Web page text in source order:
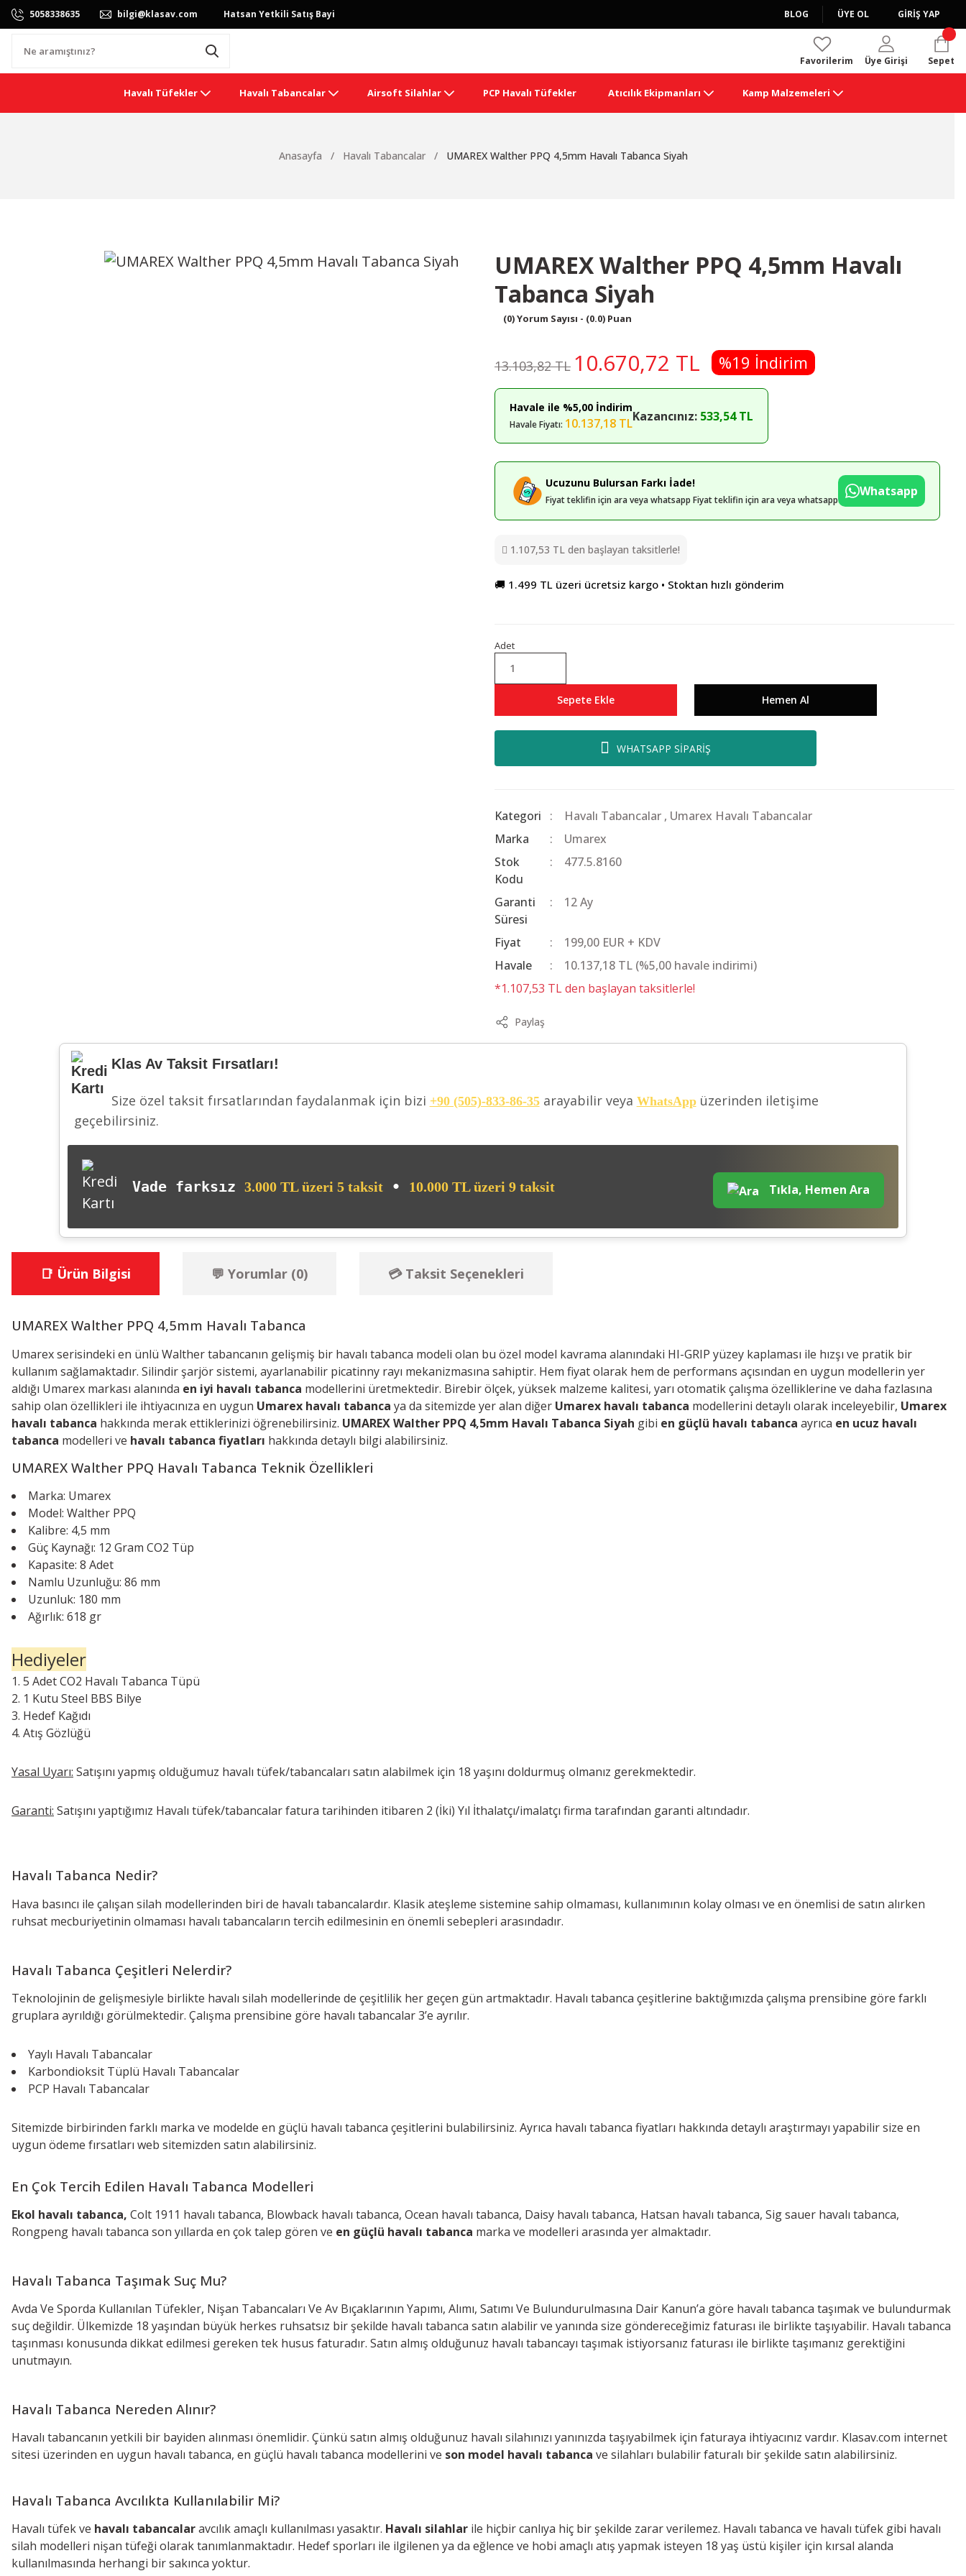
5058338635 bilgi@klasav.com Hatsan Yetkili Satış Bayi BLOG ÜYE OL GİRİŞ YAP
Favorilerim Üye Girişi Sepet
Havalı Tüfekler Havalı Tabancalar Airsoft Silahlar PCP Havalı Tüfekler Atıcılık Ekipmanları Kamp Malzemeleri
Anasayfa Havalı Tabancalar UMAREX Walther PPQ 4,5mm Havalı Tabanca Siyah
UMAREX Walther PPQ 4,5mm Havalı
Tabanca Siyah
(0) Yorum Sayısı - (0.0) Puan
13.103,82 TL 10.670,72 TL %19 İndirim
Havale ile %5,00 İndirim
Havale Fiyatı: 10.137,18 TLKazancınız: 533,54 TL
Ucuzunu Bulursan Farkı İade!
Fiyat teklifin için ara veya whatsapp Fiyat teklifin için ara veya whatsapp
Whatsapp
1.107,53 TL den başlayan taksitlerle!
🚚 1.499 TL üzeri ücretsiz kargo • Stoktan hızlı gönderim
Adet
Sepete Ekle Hemen Al
WHATSAPP SİPARİŞ
Kategori Havalı Tabancalar , Umarex Havalı Tabancalar
Marka
Umarex
Stok
Kodu
477.5.8160
Garanti
Süresi
12 Ay
Fiyat
199,00 EUR + KDV
Havale
10.137,18 TL (%5,00 havale indirimi)
*1.107,53 TL den başlayan taksitlerle!
Paylaş
Klas Av Taksit Fırsatları!
Size özel taksit fırsatlarından faydalanmak için bizi +90 (505)-833-86-35arayabilir veya WhatsAppüzerinden iletişime
geçebilirsiniz.
Vade farksız3.000 TL üzeri 5 taksit • 10.000 TL üzeri 9 taksit Tıkla, Hemen Ara
📑 Ürün Bilgisi 💬 Yorumlar (0) 💳 Taksit Seçenekleri
UMAREX Walther PPQ 4,5mm Havalı Tabanca
Umarex serisindeki en ünlü Walther tabancanın gelişmiş bir havalı tabanca modeli olan bu özel model kavrama alanındaki HI-GRIP yüzey kaplaması ile hızşı ve pratik bir
kullanım sağlamaktadır. Silindir şarjör sistemi, ayarlanabilir picatinny rayı mekanizmasına sahiptir. Hem fiyat olarak hem de performans açısından en uygun modellerin yer
aldığı Umarex markası alanında en iyi havalı tabanca modellerini üretmektedir. Birebir ölçek, yüksek malzeme kalitesi, yarı otomatik çalışma özelliklerine ve daha fazlasına
sahip olan özellikleri ile ihtiyacınıza en uygun Umarex havalı tabanca ya da sitemizde yer alan diğer Umarex havalı tabanca modellerini detaylı olarak inceleyebilir, Umarex
havalı tabanca hakkında merak ettiklerinizi öğrenebilirsiniz. UMAREX Walther PPQ 4,5mm Havalı Tabanca Siyah gibi en güçlü havalı tabanca ayrıca en ucuz havalı
tabanca modelleri ve havalı tabanca fiyatları hakkında detaylı bilgi alabilirsiniz.
UMAREX Walther PPQ Havalı Tabanca Teknik Özellikleri
Marka: Umarex
Model: Walther PPQ
Kalibre: 4,5 mm
Güç Kaynağı: 12 Gram CO2 Tüp
Kapasite: 8 Adet
Namlu Uzunluğu: 86 mm
Uzunluk: 180 mm
Ağırlık: 618 gr
Hediyeler
5 Adet CO2 Havalı Tabanca Tüpü
1 Kutu Steel BBS Bilye
Hedef Kağıdı
Atış Gözlüğü
Yasal Uyarı: Satışını yapmış olduğumuz havalı tüfek/tabancaları satın alabilmek için 18 yaşını doldurmuş olmanız gerekmektedir.
Garanti: Satışını yaptığımız Havalı tüfek/tabancalar fatura tarihinden itibaren 2 (İki) Yıl İthalatçı/imalatçı firma tarafından garanti altındadır.
Havalı Tabanca Nedir?
Hava basıncı ile çalışan silah modellerinden biri de havalı tabancalardır. Klasik ateşleme sistemine sahip olmaması, kullanımının kolay olması ve en önemlisi de satın alırken
ruhsat mecburiyetinin olmaması havalı tabancaların tercih edilmesinin en önemli sebepleri arasındadır.
Havalı Tabanca Çeşitleri Nelerdir?
Teknolojinin de gelişmesiyle birlikte havalı silah modellerinde de çeşitlilik her geçen gün artmaktadır. Havalı tabanca çeşitlerine baktığımızda çalışma prensibine göre farklı
gruplara ayrıldığı görülmektedir. Çalışma prensibine göre havalı tabancalar 3’e ayrılır.
Yaylı Havalı Tabancalar
Karbondioksit Tüplü Havalı Tabancalar
PCP Havalı Tabancalar
Sitemizde birbirinden farklı marka ve modelde en güçlü havalı tabanca çeşitlerini bulabilirsiniz. Ayrıca havalı tabanca fiyatları hakkında detaylı araştırmayı yapabilir size en
uygun ödeme fırsatları web sitemizden satın alabilirsiniz.
En Çok Tercih Edilen Havalı Tabanca Modelleri
Ekol havalı tabanca, Colt 1911 havalı tabanca, Blowback havalı tabanca, Ocean havalı tabanca, Daisy havalı tabanca, Hatsan havalı tabanca, Sig sauer havalı tabanca,
Rongpeng havalı tabanca son yıllarda en çok talep gören ve en güçlü havalı tabanca marka ve modelleri arasında yer almaktadır.
Havalı Tabanca Taşımak Suç Mu?
Avda Ve Sporda Kullanılan Tüfekler, Nişan Tabancaları Ve Av Bıçaklarının Yapımı, Alımı, Satımı Ve Bulundurulmasına Dair Kanun’a göre havalı tabanca taşımak ve bulundurmak
suç değildir. Ülkemizde 18 yaşından büyük herkes ruhsatsız bir şekilde havalı tabanca satın alabilir ve yanında size göndereceğimiz faturası ile birlikte taşıyabilir. Havalı tabanca
taşınması konusunda dikkat edilmesi gereken tek husus faturadır. Satın almış olduğunuz havalı tabancayı taşımak istiyorsanız faturası ile birlikte taşımanız gerektiğini
unutmayın.
Havalı Tabanca Nereden Alınır?
Havalı tabancanın yetkili bir bayiden alınması önemlidir. Çünkü satın almış olduğunuz havalı silahınızı yanınızda taşıyabilmek için faturaya ihtiyacınız vardır. Klasav.com internet
sitesi üzerinden en uygun havalı tabanca, en güçlü havalı tabanca modellerini ve son model havalı tabanca ve silahları bulabilir faturalı bir şekilde satın alabilirsiniz.
Havalı Tabanca Avcılıkta Kullanılabilir Mi?
Havalı tüfek ve havalı tabancalaravcılık amaçlı kullanılması yasaktır. Havalı silahlar ile hiçbir canlıya hiç bir şekilde zarar verilemez. Havalı tabanca ve havalı tüfek gibi havalı
silah modelleri nişan tüfeği olarak tanımlanmaktadır. Hedef sporları ile ilgilenen ya da eğlence ve hobi amaçlı atış yapmak isteyen 18 yaş üstü kişiler için kırsal alanda
kullanılmasında herhangi bir sakınca yoktur.